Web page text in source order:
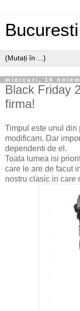
miercuri, 16
Black Friday
firma!
Timpul este unul din
modificam. Dar
dependenti de el.
Toata lumea isi
care le are de facut
nostru clasic in care